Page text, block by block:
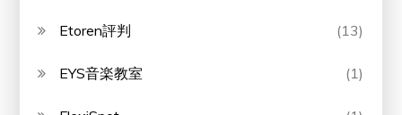
Etoren評判 (13)
EYS音楽教室 (1)